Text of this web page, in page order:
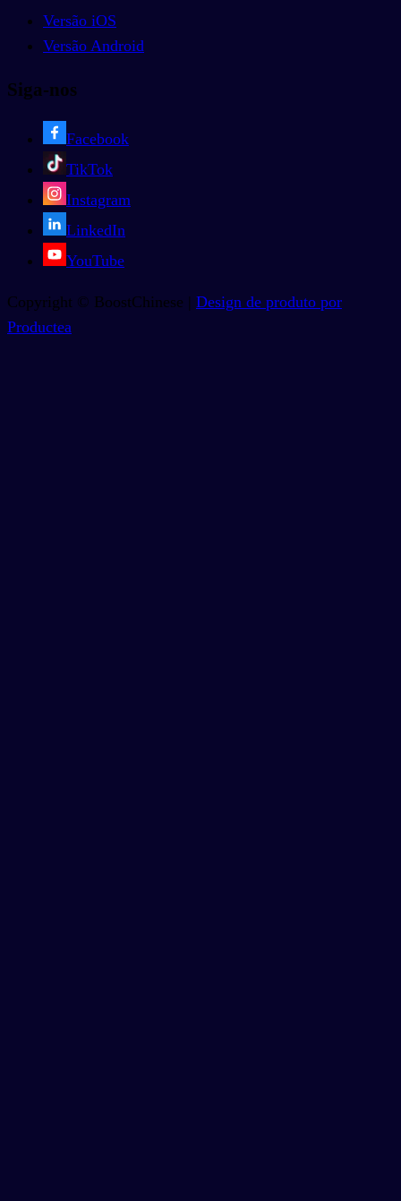
Versão iOS
Versão Android
Siga-nos
Facebook
TikTok
Instagram
LinkedIn
YouTube
Copyright © BoostChinese | Design de produto por
Productea